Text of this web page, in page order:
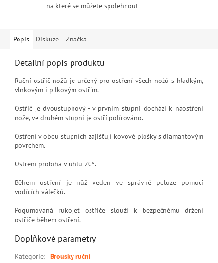
na které se můžete spolehnout
Popis Diskuze Značka
Detailní popis produktu
Ruční ostřič nožů je určený pro ostření všech nožů s hladkým,
vlnkovým i pilkovým ostřím.
Ostřič je dvoustupňový - v prvním stupni dochází k naostření
nože, ve druhém stupni je ostří polírováno.
Ostření v obou stupních zajišťují kovové plošky s diamantovým
povrchem.
Ostření probíhá v úhlu 20º.
Během ostření je nůž veden ve správné poloze pomocí
vodících válečků.
Pogumovaná rukojeť ostřiče slouží k bezpečnému držení
ostřiče během ostření.
Doplňkové parametry
Kategorie: Brousky ruční